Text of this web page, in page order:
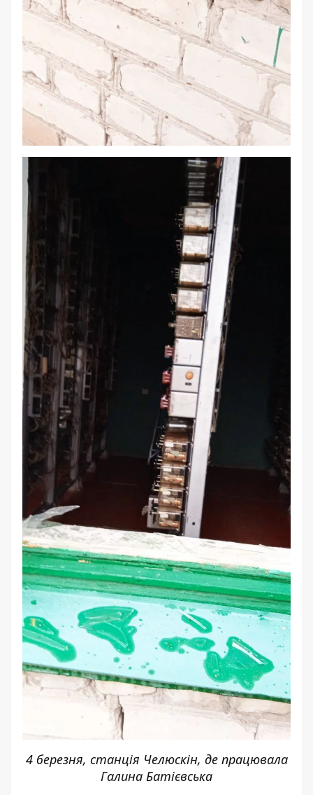
4 березня, станція Челюскін, де працювала
Галина Батієвська